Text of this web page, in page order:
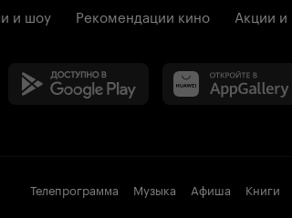
и шоу Рекомендации кино Акции и
Телепрограмма Музыка Афиша Книги